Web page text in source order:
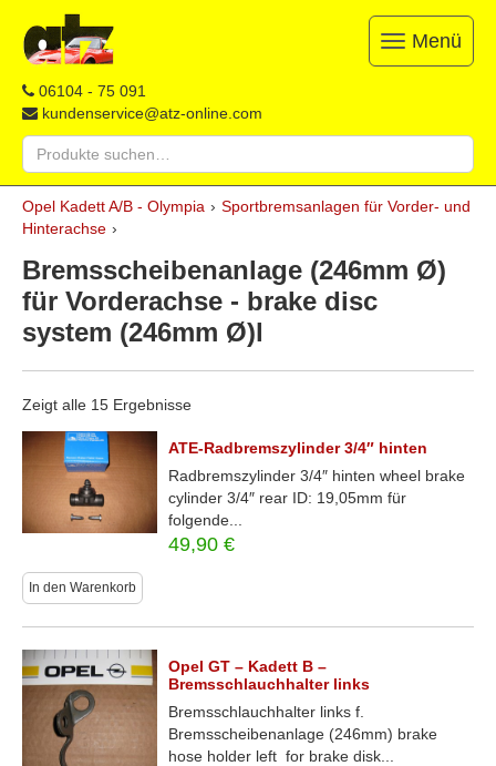
ATZ
Opel-
Ersatzteile
Restauration,
Reparatur
&
Ersatzteile
&
Onlineshop
06104 - 75 091
kundenservice@atz-online.com
Suche
nach:
Toggle
navigation
Menü
Skip
to
Opel Kadett A/B - Olympia › Sportbremsanlagen für Vorder- und
Hinterachse ›
Bremsscheibenanlage (246mm Ø)
für Vorderachse - brake disc
system (246mm Ø)l
Zeigt alle 15 Ergebnisse
ATE-Radbremszylinder 3/4″ hinten
Radbremszylinder 3/4″ hinten wheel brake
cylinder 3/4″ rear ID: 19,05mm für
folgende...
49,90€
In den Warenkorb
Opel GT – Kadett B –
Bremsschlauchhalter links
Bremsschlauchhalter links f.
Bremsscheibenanlage (246mm) brake
hose holder left for brake disk...